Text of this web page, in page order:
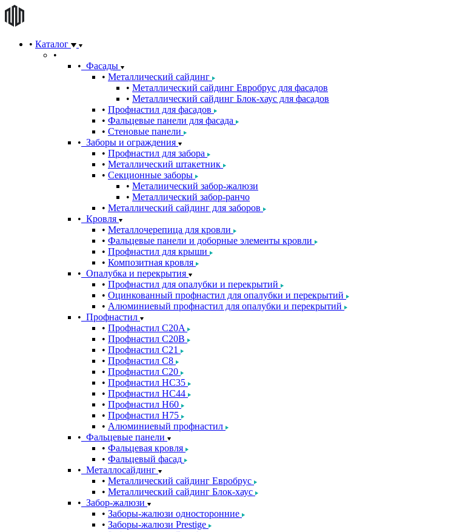
Каталог
Фасады
Металлический сайдинг
Металлический сайдинг Евробрус для фасадов
Металлический сайдинг Блок-хаус для фасадов
Профнастил для фасадов
Фальцевые панели для фасада
Стеновые панели
Заборы и ограждения
Профнастил для забора
Металлический штакетник
Секционные заборы
Металиический забор-жалюзи
Металлический забор-ранчо
Металлический сайдинг для заборов
Кровля
Металлочерепица для кровли
Фальцевые панели и доборные элементы кровли
Профнастил для крыши
Композитная кровля
Опалубка и перекрытия
Профнастил для опалубки и перекрытий
Оцинкованный профнастил для опалубки и перекрытий
Алюминиевый профнастил для опалубки и перекрытий
Профнастил
Профнастил С20A
Профнастил С20B
Профнастил С21
Профнастил С8
Профнастил С20
Профнастил НС35
Профнастил НС44
Профнастил Н60
Профнастил Н75
Алюминиевый профнастил
Фальцевые панели
Фальцевая кровля
Фальцевый фасад
Металлосайдинг
Металлический сайдинг Евробрус
Металлический сайдинг Блок-хаус
Забор-жалюзи
Заборы-жалюзи односторонние
Заборы-жалюзи Prestige